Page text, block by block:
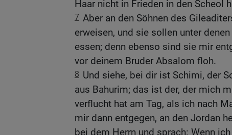
Haar nicht in Frieden in den Scheol
7 Aber an den Söhnen des
erweisen, und sie sollen unter
essen; denn ebenso sind sie mir
vor deinem Bruder Absalom floh.
8 Und siehe, bei dir ist Schimi, der
aus Bahurim; das ist der, der mich
verflucht hat am Tag, als ich nach
mir dann entgegen, an den Jordan
bei dem Herrn und sprach: Wenn